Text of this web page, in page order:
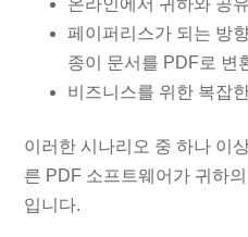
온라인에서 귀하와 공
페이퍼리스가 되는 방
종이 문서를 PDF로 변
비즈니스를 위한 복잡
이러한 시나리오 중 하나 이
른 PDF 소프트웨어가 귀하
입니다.